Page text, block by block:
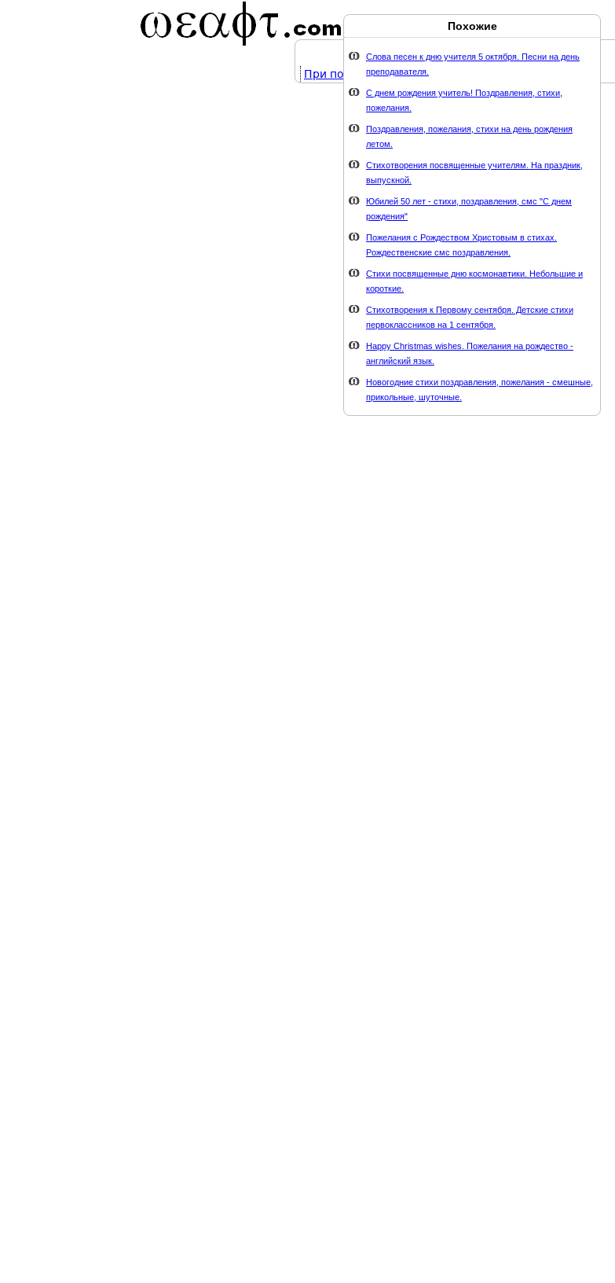
Похожие
Слова песен к дню учителя 5 октября. Песни на день
преподавателя.
С днем рождения учитель! Поздравления, стихи,
пожелания.
Поздравления, пожелания, стихи на день рождения
летом.
Стихотворения посвященные учителям. На праздник,
выпускной.
Юбилей 50 лет - стихи, поздравления, смс "С днем
рождения"
Пожелания с Рождеством Христовым в стихах.
Рождественские смс поздравления.
Стихи посвященные дню космонавтики. Небольшие и
короткие.
Стихотворения к Первому сентября. Детские стихи
первоклассников на 1 сентября.
Happy Christmas wishes. Пожелания на рождество -
английский язык.
Новогодние стихи поздравления, пожелания - смешные,
прикольные, шуточные.
При поддержке стихи-классиков.ru